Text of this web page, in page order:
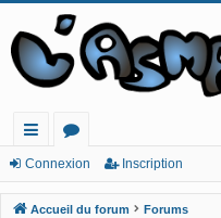
ac
co
or
u
Connexion Inscription
Accueil du forum Forums